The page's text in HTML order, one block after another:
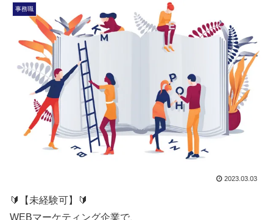
事務職
2023.03.03
🔰【未経験可】🔰
WEBマーケティング企業で、